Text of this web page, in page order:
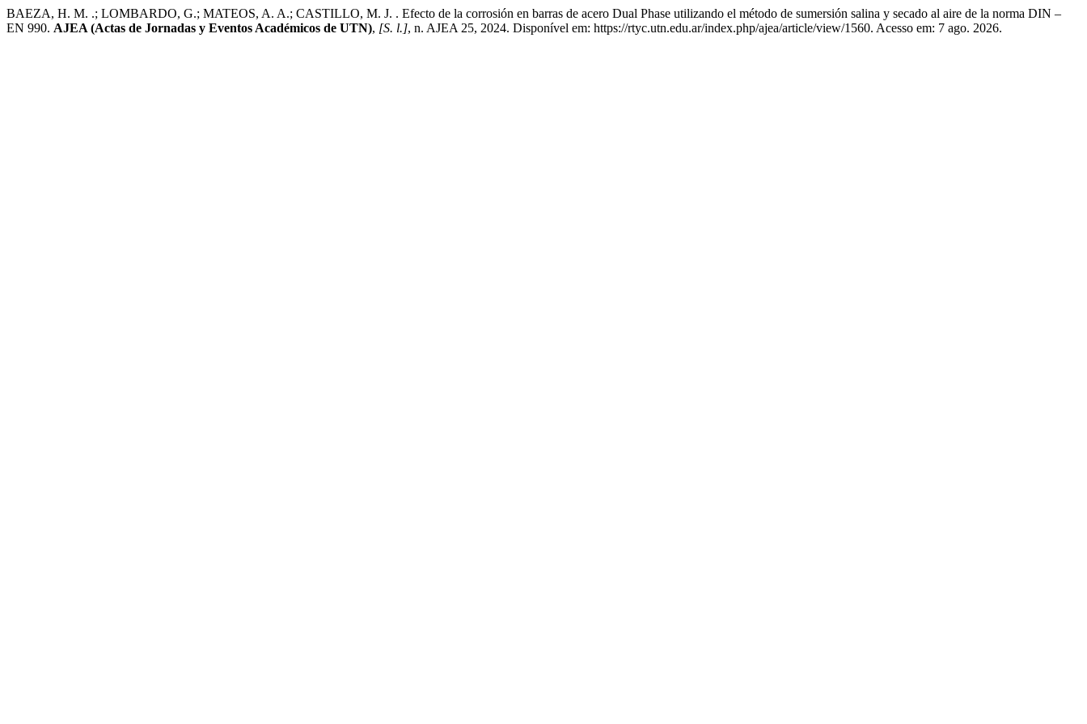
BAEZA, H. M. .; LOMBARDO, G.; MATEOS, A. A.; CASTILLO, M. J. . Efecto de la corrosión en barras de acero Dual Phase utilizando el método de sumersión salina y secado al aire de la norma DIN –
EN 990. AJEA (Actas de Jornadas y Eventos Académicos de UTN), [S. l.], n. AJEA 25, 2024. Disponível em: https://rtyc.utn.edu.ar/index.php/ajea/article/view/1560. Acesso em: 7 ago. 2026.